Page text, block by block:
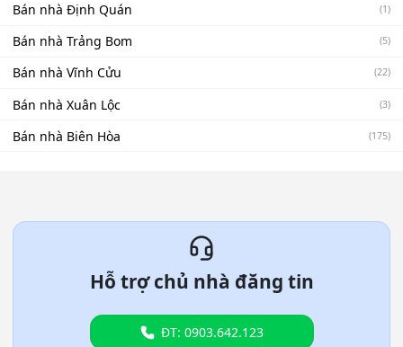
Bán nhà Định Quán (1)
Bán nhà Trảng Bom (5)
Bán nhà Vĩnh Cửu (22)
Bán nhà Xuân Lộc (3)
Bán nhà Biên Hòa (175)
Hỗ trợ chủ nhà đăng tin
ĐT: 0903.642.123